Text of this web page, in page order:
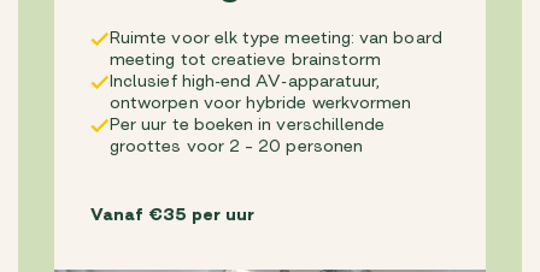
Ruimte voor elk type meeting: van board
meeting tot creatieve brainstorm
Inclusief high-end AV-apparatuur,
ontworpen voor hybride werkvormen
Per uur te boeken in verschillende
groottes voor 2 – 20 personen
Vanaf €35 per uur